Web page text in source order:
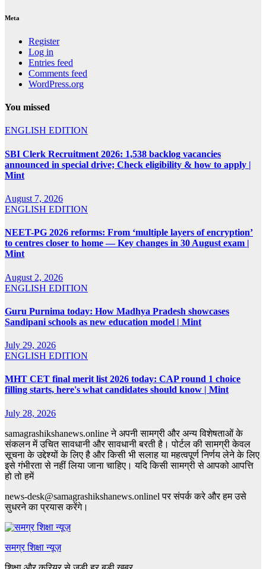
Meta
Register
Log in
Entries feed
Comments feed
WordPress.org
You missed
ENGLISH EDITION
SBI Clerk Recruitment 2026: 1,538 backlog vacancies
announced in special drive; Check eligibility & how to apply |
Mint
August 7, 2026
ENGLISH EDITION
NEET-PG 2026 reforms: From ‘multiple layers of encryption’
to centres closer to home — Key changes in 30 August exam |
Mint
August 2, 2026
ENGLISH EDITION
Guru Purnima today: How Madhya Pradesh showcases
Sandipani schools as new education model | Mint
July 29, 2026
ENGLISH EDITION
MHT CET final merit list 2026 today: CAP round 1 choice
filling starts, here's what candidates should know | Mint
July 28, 2026
samagrashikshanews.online ने अपनी सामग्री और अन्य विशेषताओं के
संकलन में उचित सावधानी और सावधानी बरती है। पोर्टल की सामग्री केवल
सूचना के उद्देश्यों के लिए है और किसी भी सलाह या महत्वपूर्ण निर्णय लेने के लिए
इसे गंभीरता से नहीं लिया जाना चाहिए। यदि किसी सामग्री से आपको आपत्ति
हो तो हमें
news-desk@samagrashikshanews.onlinel पर संपर्क करे और हम उसे
सुधरने का प्रयास करेंगे।
समग्र शिक्षा न्यूज़